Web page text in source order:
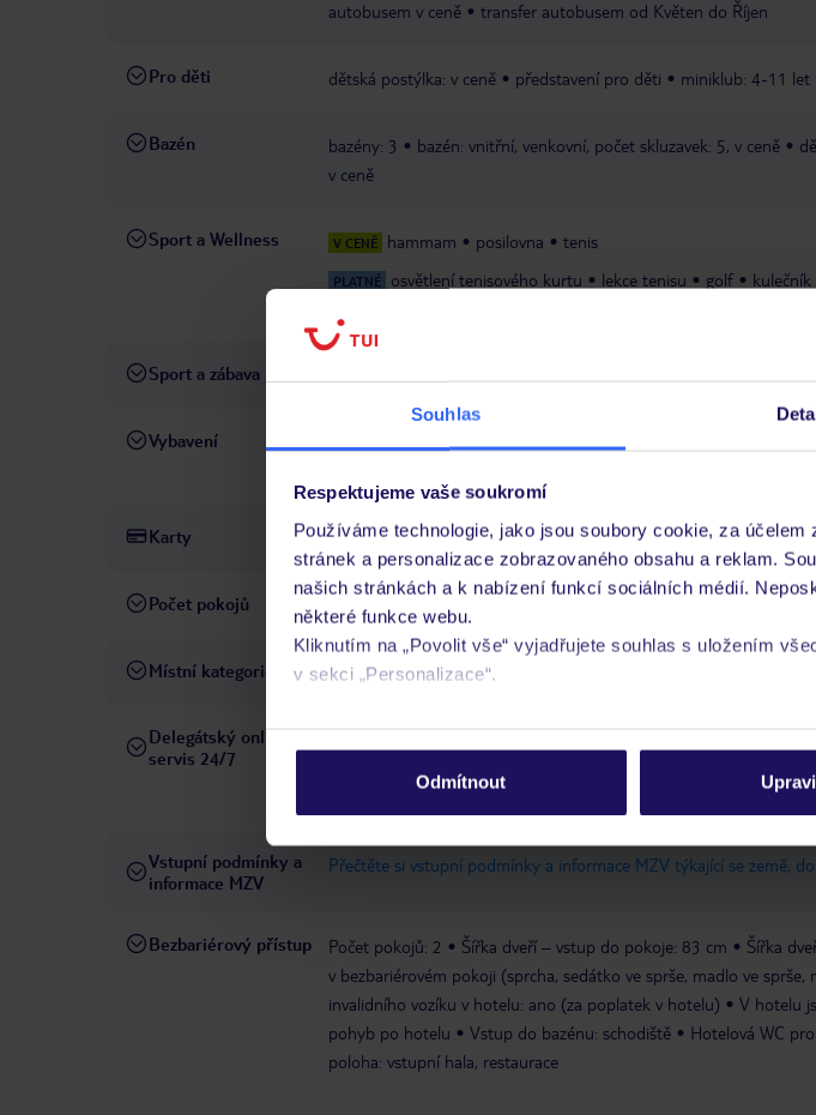
Souhlas
Respektujeme vaše soukromí
Používáme technologie, jako jsou soubory cookie, za
stránek a personalizace zobrazovaného obsahu a reklam.
našich stránkách a k nabízení funkcí sociálních médií.
některé funkce webu.
Kliknutím na „Povolit vše“ vyjadřujete souhlas s uložením
v sekci „Personalizace“.
Podrobné informace o souborech cookie naleznete v
Odmítnout
autobusem v ceně
transfer autobusem od Květen do Říjen
Pro děti dětská postýlka: v ceně představení pro děti miniklub: 4-11 let
Bazén bazény: 3 bazén: vnitřní, venkovní, počet skluzavek: 5, v ceně
v ceně
Sport a Wellness V CENĚ hammam posilovna tenis
PLATNÉ osvětlení tenisového kurtu lekce tenisu golf kulečník
Sport a zábava
Vybavení 24hodinová recepce lobby výtahy zahrada
Karty Visa, MasterCard
Počet pokojů 443
Místní kategorie 5 hvězdiček
Delegátský online
servis 24/7
telefonicky, SMS a přes chat v aplikaci TUI na myTUI. Podrobné
pobytových místech a jazykových požadavcích naleznete na
Vstupní podmínky a
informace MZV
Přečtěte si vstupní podmínky a informace MZV týkající se země,
Bezbariérový přístup Počet pokojů: 2 Šířka dveří – vstup do pokoje: 83 cm Šířka
v bezbariérovém pokoji (sprcha, sedátko ve sprše, madlo ve sprše,
invalidního vozíku v hotelu: ano (za poplatek v hotelu)
V hotelu
pohyb po hotelu
Vstup do bazénu: schodiště
Hotelová WC
poloha: vstupní hala, restaurace